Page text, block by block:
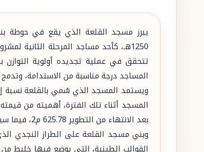
يبرز مسجد القلعة الذي يقع في حوطة
1250هـ، كأحد مساجد المرحلة الثانية
تتحقق في عملية تجديده أولوية التوازن
المساجد درجة مناسبة من الاستدامة، وتدمج
ويستمد المسجد الذي سُمي بالقلعة نسبة
المسجد أثناء تلك الفترة، أهميته من
بعد الانتهاء من التطوير 625.78 م2، فيما سيبقى عدد المصلون فيه عند 180 مصليا.
وبني مسجد القلعة على الطراز النجدي
القوالب الطينية، التي يوضع فيها خليط